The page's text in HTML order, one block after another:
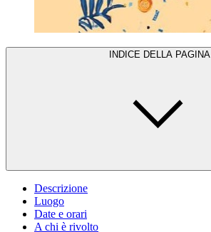
INDICE DELLA PAGINA
Descrizione
Luogo
Date e orari
A chi è rivolto